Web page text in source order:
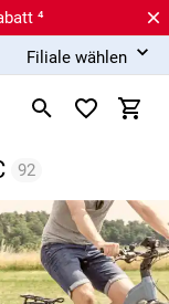
⁴
Filiale wählen
92